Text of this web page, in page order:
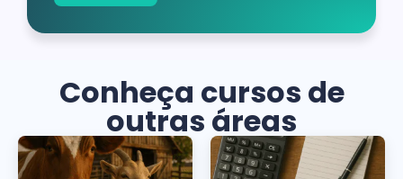
Conheça cursos de
outras áreas